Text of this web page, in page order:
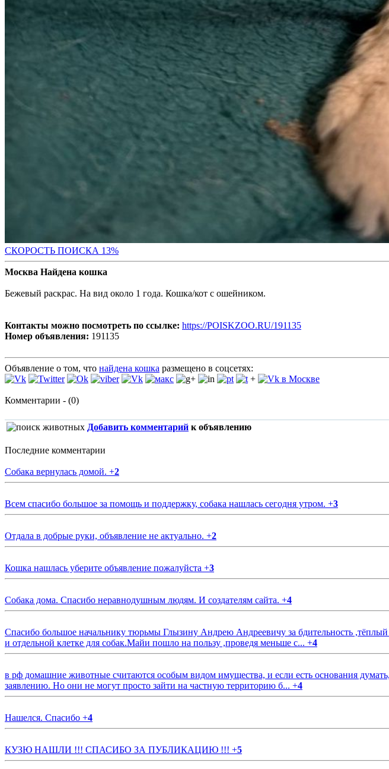
СКОРОСТЬ ПОИСКА 13%
Москва Найдена кошка
Бежевый раскрас. На вид около 1 года. Кошка/кот с ошейником.
Контакты можно посмотреть по ссылке: https://POISKZOO.RU/191135
Номер объявления: 191135
Объявление о том, что найдена кошка размещено в соцсетях:
+
Комментарии - (0)
Добавить комментарий к объявлению
Последние комментарии
Собака вернулась домой. +2
Всем спасибо большое за помощь и поддержку, собака нашлась сегодня утром. +3
Отдала в добрые руки, объявление не актуально. +2
Кошка нашлась уберите объявление пожалуйста +3
Собака дома. Спасибо неравнодушным людям. И создателям сайта. +4
Спасибо большое начальнику тюрьмы Глызину Андрею Андреевичу за бдительность
и отдельной клетке для собак.Майи пошло на пользу ,проведя меньше с... +4
в рф домашние животные считаются особым видом имущества, и если есть основания
заявлению. Но они не могут просто зайти на частную территорию б... +4
Нашелся. Спасибо +4
КУЗЮ НАШЛИ !!! СПАСИБО ЗА ПУБЛИКАЦИЮ !!! +5